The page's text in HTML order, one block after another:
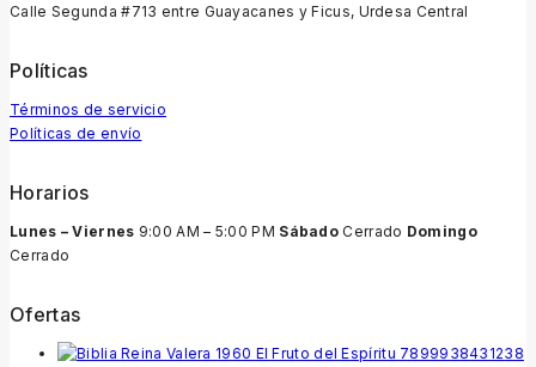
Calle Segunda #713 entre Guayacanes y Ficus, Urdesa Central
Políticas
Términos de servicio
Políticas de envío
Horarios
Lunes – Viernes 9:00 AM – 5:00 PM Sábado Cerrado Domingo
Cerrado
Ofertas